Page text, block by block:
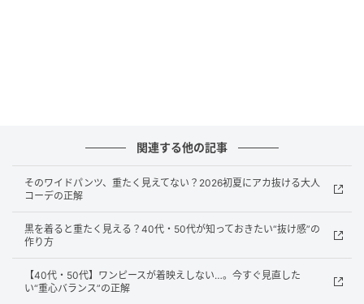
品な印象をキープできます。ボトムスはセンタープレ
ス入りやフレアシルエットのデニムを合わせてメリハ
リを意識。さらにレースのレイヤードを取り入れれ
ば、腰まわりを自然にカバーしながら旬のムードも演
出できます。
白Tが物足りなく見えたら“セットアップ感”を
関連する他の記事
そのワイドパンツ、重たく見えてない？2026初夏にアカ抜ける大人
コーデの正解
黒を着ると重たく見える？40代・50代が知っておきたい“抜け感”の
作り方
【40代・50代】ワンピースが着映えしない…。今すぐ見直した
い“重心バランス”の正解